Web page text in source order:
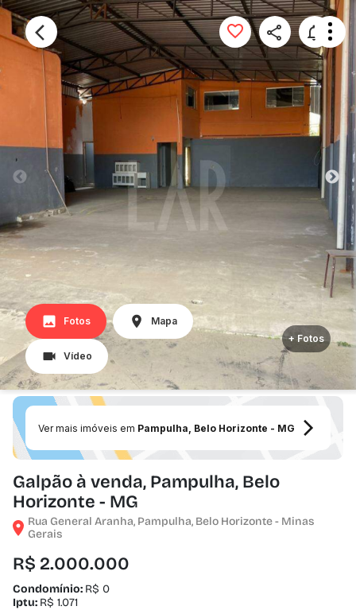
Fotos Mapa
Vídeo
+ Fotos
Ver mais imóveis em Pampulha, Belo Horizonte - MG
Galpão à venda, Pampulha, Belo
Horizonte - MG
Rua General Aranha, Pampulha, Belo Horizonte - Minas
Gerais
R$ 2.000.000
Condomínio: R$ 0
Iptu: R$ 1.071